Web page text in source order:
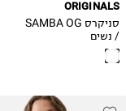
ORIGINALS
סניקרס SAMBA OG
/ נשים